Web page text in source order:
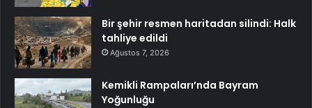
Bir şehir resmen haritadan silindi: Halk
tahliye edildi
Ağustos 7, 2026
Kemikli Rampaları’nda Bayram
Yoğunluğu